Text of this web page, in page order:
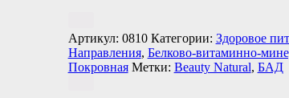
Артикул: 0810 Категории: Здоровое
Направления, Белково-витаминно-
Покровная Метки: Beauty Natural, БАД